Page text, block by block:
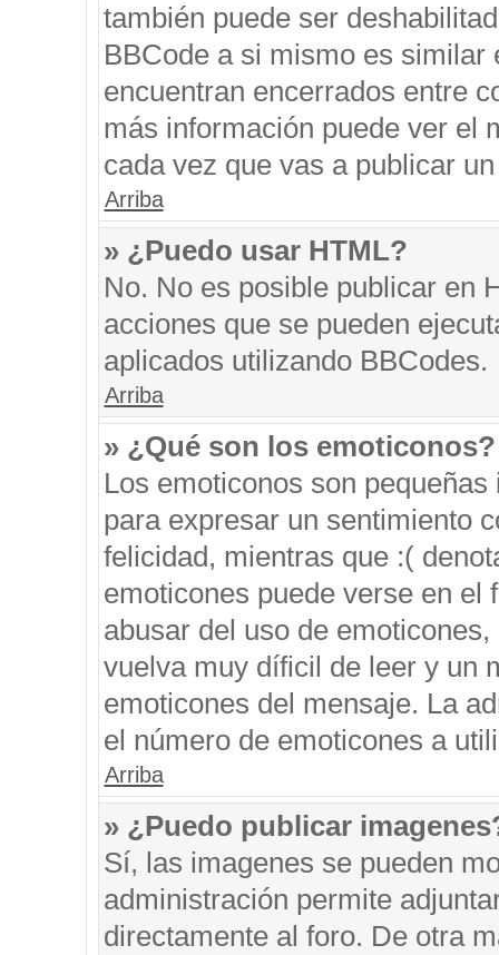
también puede ser
BBCode a si mismo es
encuentran encerrados entre
más información puede ver el
cada vez que vas a publicar
Arriba
» ¿Puedo usar HTML?
No. No es posible publicar en
acciones que se pueden
aplicados utilizando BBCodes.
Arriba
» ¿Qué son los emoticonos?
Los emoticonos son
para expresar un sentimiento
felicidad, mientras que :(
emoticones puede verse en el
abusar del uso de
vuelva muy díficil de leer y un
emoticones del mensaje. La
el número de emoticones a
Arriba
» ¿Puedo publicar
Sí, las imagenes se pueden
administración permite
directamente al foro. De otra